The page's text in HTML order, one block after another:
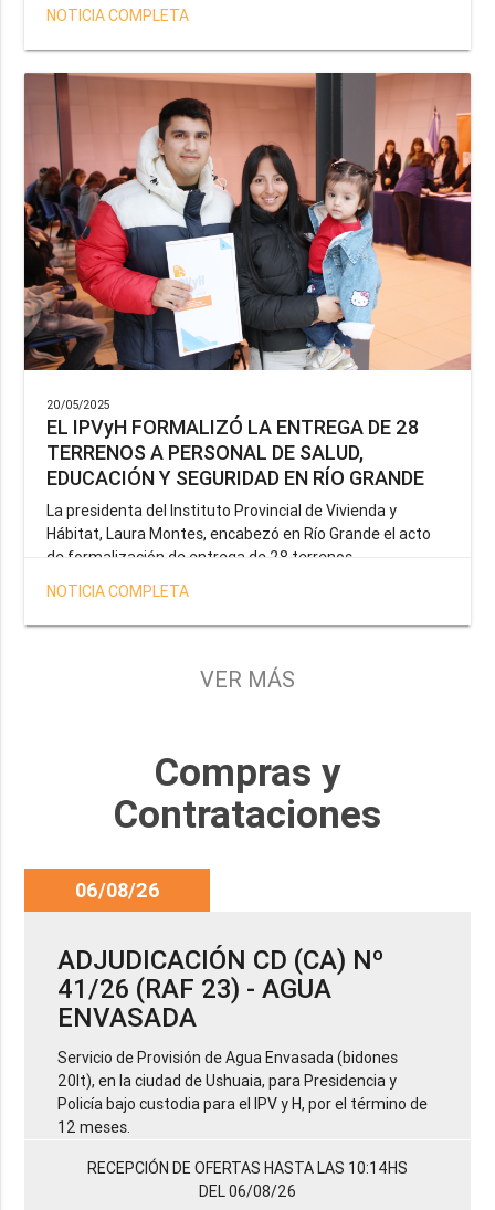
NOTICIA COMPLETA
20/05/2025
EL IPVyH FORMALIZÓ LA ENTREGA DE 28
TERRENOS A PERSONAL DE SALUD,
EDUCACIÓN Y SEGURIDAD EN RÍO GRANDE
La presidenta del Instituto Provincial de Vivienda y
Hábitat, Laura Montes, encabezó en Río Grande el acto
de formalización de entrega de 28 terrenos
correspondientes a la operatoria especial anunciada por
el Gobernador Gustavo Melella, la cual tiene como
objetivo brindar una solución habitacional a docentes,
Provincia y del Servicio Penitenciario.
NOTICIA COMPLETA
VER MÁS
Compras y
Contrataciones
06/08/26
ADJUDICACIÓN CD (CA) Nº
41/26 (RAF 23) - AGUA
ENVASADA
Servicio de Provisión de Agua Envasada (bidones
20lt), en la ciudad de Ushuaia, para Presidencia y
Policía bajo custodia para el IPV y H, por el término de
12 meses.
RECEPCIÓN DE OFERTAS HASTA LAS 10:14HS
DEL 06/08/26